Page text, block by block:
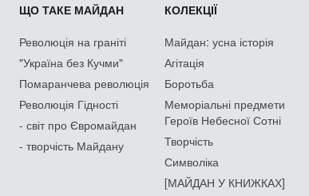
ЩО ТАКЕ МАЙДАН
Революція на граніті
"Україна без Кучми"
Помаранчева революція
Революція Гідності
- світ про Євромайдан
- творчість Майдану
КОЛЕКЦІЇ
Майдан: усна історія
Агітація
Боротьба
Меморіальні предмети
Героїв Небесної Сотні
Творчість
Символіка
[МАЙДАН У КНИЖКАХ]